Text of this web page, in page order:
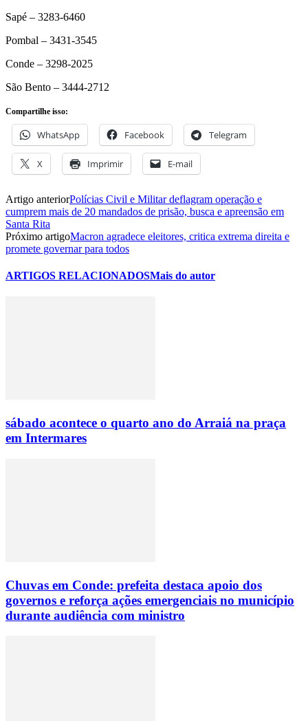
Sapé – 3283-6460
Pombal – 3431-3545
Conde – 3298-2025
São Bento – 3444-2712
Compartilhe isso:
WhatsApp Facebook Telegram
X Imprimir E-mail
Artigo anteriorPolícias Civil e Militar deflagram operação e
cumprem mais de 20 mandados de prisão, busca e apreensão em
Santa Rita
Próximo artigoMacron agradece eleitores, critica extrema direita e
promete governar para todos
ARTIGOS RELACIONADOSMais do autor
sábado acontece o quarto ano do Arraiá na praça
em Intermares
Chuvas em Conde: prefeita destaca apoio dos
governos e reforça ações emergenciais no município
durante audiência com ministro